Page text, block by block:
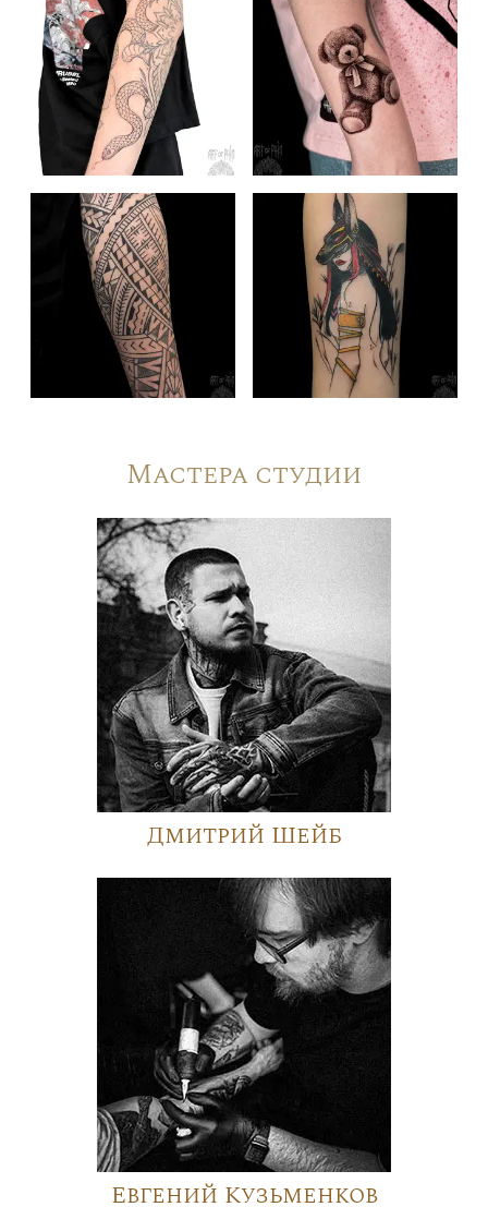
Мастера студии
Дмитрий Шейб
Евгений Кузьменков